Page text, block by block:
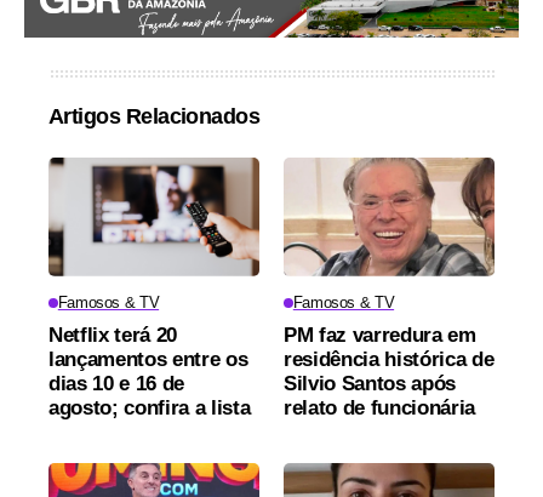
Artigos Relacionados
Famosos & TV
Netflix terá 20
lançamentos entre os
dias 10 e 16 de
agosto; confira a lista
Famosos & TV
PM faz varredura em
residência histórica de
Silvio Santos após
relato de funcionária